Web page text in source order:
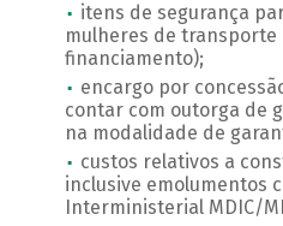
itens de segurança
mulheres de transporte
financiamento);
encargo por
contar com outorga de
na modalidade de
custos relativos a
inclusive emolumentos
Interministerial MDIC/